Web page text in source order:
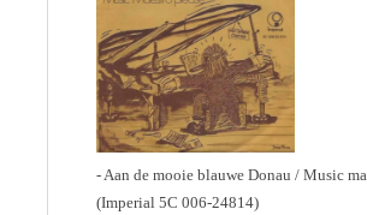
- Aan de mooie blauwe Donau / Music
(Imperial 5C 006-24814)